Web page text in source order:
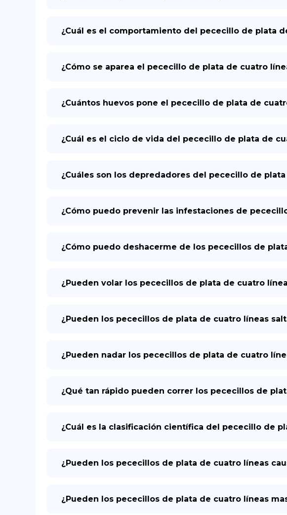
¿Cuál es el comportamiento del pececillo de plata
¿Cómo se aparea el pececillo de plata de cuatro
¿Cuántos huevos pone el pececillo de plata de
¿Cuál es el ciclo de vida del pececillo de plata de
¿Cuáles son los depredadores del pececillo de
¿Cómo puedo prevenir las infestaciones de
¿Cómo puedo deshacerme de los pececillos de
¿Pueden volar los pececillos de plata de cuatro
¿Pueden los pececillos de plata de cuatro líneas
¿Pueden nadar los pececillos de plata de cuatro
¿Qué tan rápido pueden correr los pececillos de
¿Cuál es la clasificación científica del pececillo de
¿Pueden los pececillos de plata de cuatro líneas
¿Pueden los pececillos de plata de cuatro líneas